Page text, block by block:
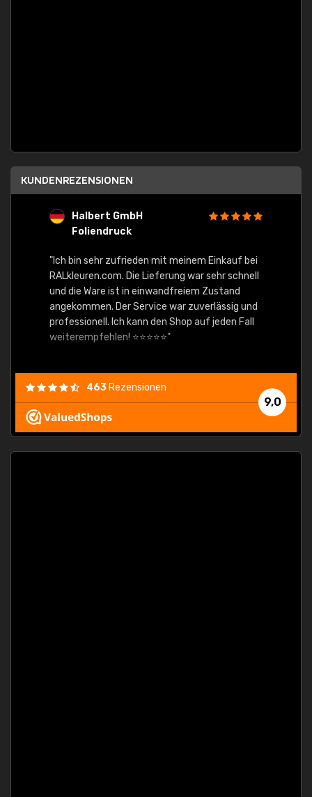
KUNDENREZENSIONEN
Einkauf bei
war sehr schnell
Zustand
zuverlässig und
auf jeden Fall
Strobel-Airport
Equ.Elektrotechnik
"Schnelle Lieferung. Alles ok."
9,0
463 Rezensionen